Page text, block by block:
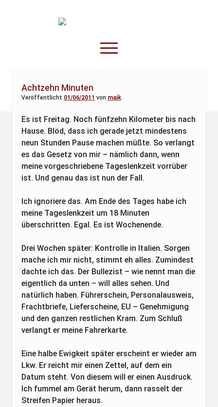
TruckOnline.de
open
menu
Anderswo
Spesenliste
Fahrer
Disposition
Achtzehn Minuten
Veröffentlicht 01/06/2011 von maik.
Es ist Freitag. Noch fünfzehn Kilometer bis nach
Hause. Blöd, dass ich gerade jetzt mindestens
neun Stunden Pause machen müßte. So verlangt
es das Gesetz von mir – nämlich dann, wenn
meine vorgeschriebene Tageslenkzeit vorrüber
ist. Und genau das ist nun der Fall.
Ich ignoriere das. Am Ende des Tages habe ich
meine Tageslenkzeit um 18 Minuten
überschritten. Egal. Es ist Wochenende.
Drei Wochen später: Kontrolle in Italien. Sorgen
mache ich mir nicht, stimmt eh alles. Zumindest
dachte ich das. Der Bullezist – wie nennt man die
eigentlich da unten – will alles sehen. Und
natürlich haben. Führerschein, Personalausweis,
Frachtbriefe, Lieferscheine, EU – Genehmigung
und den ganzen restlichen Kram. Zum Schluß
verlangt er meine Fahrerkarte.
Eine halbe Ewigkeit später erscheint er wieder am
Lkw. Er reicht mir einen Zettel, auf dem ein
Datum steht. Von diesem will er einen Ausdruck.
Ich fummel am Gerät herum, dann rasselt der
Streifen Papier heraus.